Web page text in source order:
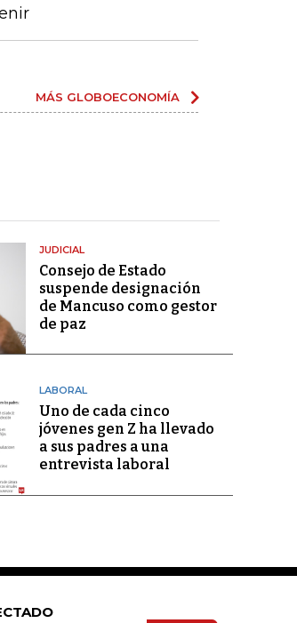
MÁS GLOBOECONOMÍA
JUDICIAL
Consejo de Estado
suspende designación
de Mancuso como gestor
de paz
LABORAL
Uno de cada cinco
jóvenes gen Z ha llevado
a sus padres a una
entrevista laboral